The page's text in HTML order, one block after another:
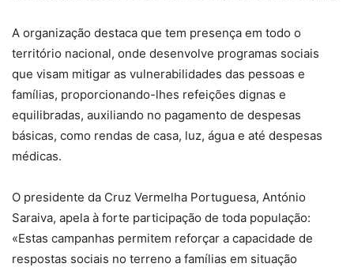
A organização destaca que tem presença em todo o
território nacional, onde desenvolve programas sociais
que visam mitigar as vulnerabilidades das pessoas e
famílias, proporcionando-lhes refeições dignas e
equilibradas, auxiliando no pagamento de despesas
básicas, como rendas de casa, luz, água e até despesas
médicas.
O presidente da Cruz Vermelha Portuguesa, António
Saraiva, apela à forte participação de toda população:
«Estas campanhas permitem reforçar a capacidade de
respostas sociais no terreno a famílias em situação